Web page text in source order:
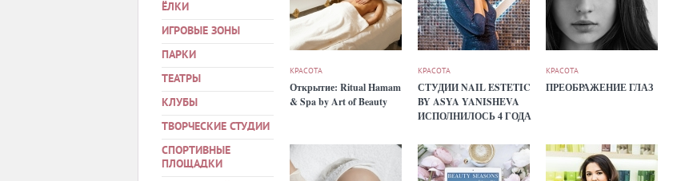
ЁЛКИ
ИГРОВЫЕ ЗОНЫ
ПАРКИ
ТЕАТРЫ
КЛУБЫ
ТВОРЧЕСКИЕ СТУДИИ
СПОРТИВНЫЕ
ПЛОЩАДКИ
КРАСОТА
Открытие: Ritual Hamam
& Spa by Art of Beauty
КРАСОТА
СТУДИИ NAIL ESTETIC
BY ASYA YANISHEVA
ИСПОЛНИЛОСЬ 4 ГОДА
КРАСОТА
ПРЕОБРАЖЕНИЕ ГЛАЗ